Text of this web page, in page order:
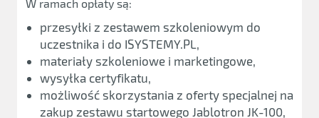
W ramach opłaty są:
przesyłki z zestawem szkoleniowym do
uczestnika i do ISYSTEMY.PL,
materiały szkoleniowe i marketingowe,
wysyłka certyfikatu,
możliwość skorzystania z oferty specjalnej na
zakup zestawu startowego Jablotron JK-100,